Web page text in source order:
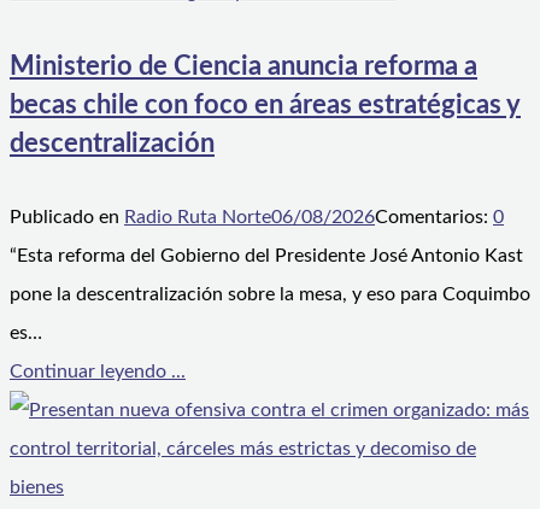
Ministerio de Ciencia anuncia reforma a
becas chile con foco en áreas estratégicas y
descentralización
Publicado en Radio Ruta Norte06/08/2026Comentarios: 0
“Esta reforma del Gobierno del Presidente José Antonio Kast
pone la descentralización sobre la mesa, y eso para Coquimbo
es…
Continuar leyendo ...